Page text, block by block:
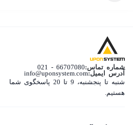
شماره تماس:66707080 - 021
آدرس ایمیل:info@uponsystem.com
شنبه تا پنجشنبه، 9 تا 20 پاسخگوی شما
هستیم.